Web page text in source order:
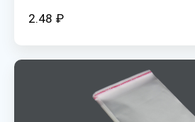
2.48 ₽